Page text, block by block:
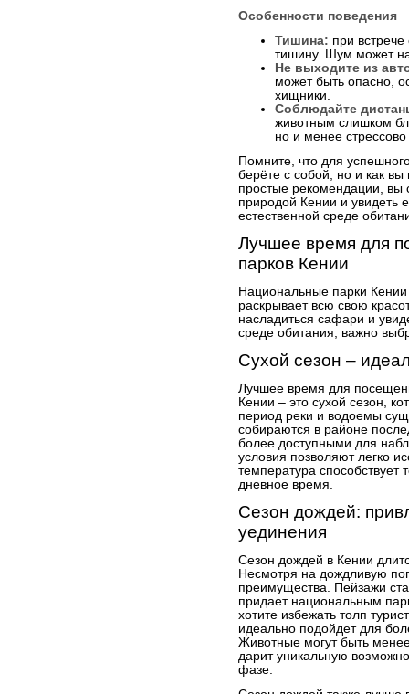
Особенности поведения
Тишина: при
тишину. Шум может
Не выходите из
может быть опасно,
хищники.
Соблюдайте
животным слишком
но и менее
Помните, что для
берёте с собой, но и как
простые рекомендации, вы
природой Кении и увидеть
естественной среде
Лучшее время для
парков Кении
Национальные парки
раскрывает всю свою
насладиться сафари и
среде обитания, важно
Сухой сезон –
Лучшее время для
Кении – это сухой сезон,
период реки и водоемы
собираются в районе
более доступными для
условия позволяют легко
температура способствует
дневное время.
Сезон дождей:
уединения
Сезон дождей в Кении
Несмотря на дождливую
преимущества. Пейзажи
придает национальным
хотите избежать толп
идеально подойдет для
Животные могут быть
дарит уникальную
фазе.